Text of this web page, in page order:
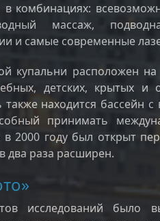
в комбинациях:
массаж,
и самые современные
купальни расположен
детских, крытых и
также находится бассейн
принимать
в 2000 году был открыт
два раза расширен.
исследований было